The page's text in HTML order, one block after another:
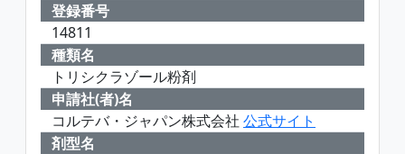
登録番号
14811
種類名
トリシクラゾール粉剤
申請社(者)名
コルテバ・ジャパン株式会社 公式サイト
剤型名